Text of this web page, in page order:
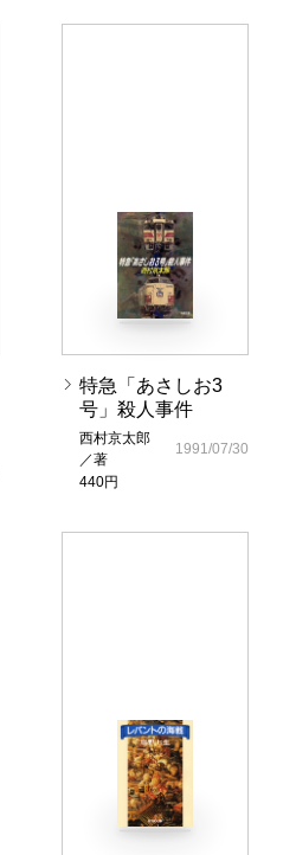
特急「あさしお3
号」殺人事件
西村京太郎
／著
440円
1991/07/30